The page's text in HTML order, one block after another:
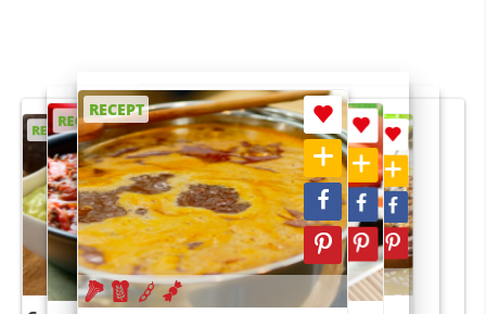
RECEPT
RECEPT
RECEPT
RECEPT
RECEPT